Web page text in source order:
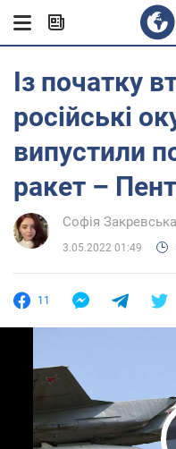
Із початку
російські
випустили
ракет –
Софія Закревська
3.05.2022 01:49
11